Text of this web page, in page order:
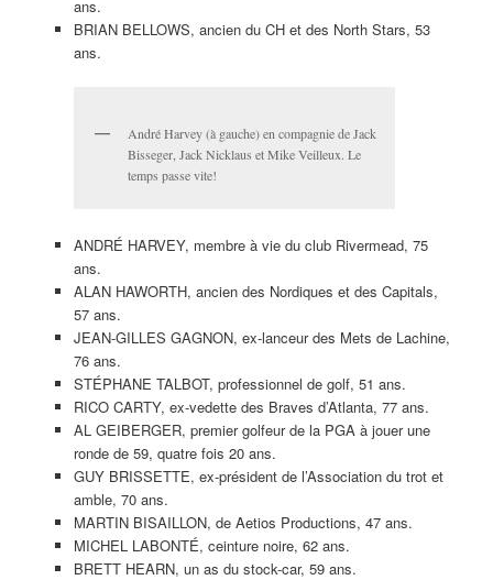
ans.
BRIAN BELLOWS, ancien du CH et des North Stars, 53
ans.
André Harvey (à gauche) en compagnie de Jack
Bisseger, Jack Nicklaus et Mike Veilleux. Le
temps passe vite!
ANDRÉ HARVEY, membre à vie du club Rivermead, 75
ans.
ALAN HAWORTH, ancien des Nordiques et des Capitals,
57 ans.
JEAN-GILLES GAGNON, ex-lanceur des Mets de Lachine,
76 ans.
STÉPHANE TALBOT, professionnel de golf, 51 ans.
RICO CARTY, ex-vedette des Braves d’Atlanta, 77 ans.
AL GEIBERGER, premier golfeur de la PGA à jouer une
ronde de 59, quatre fois 20 ans.
GUY BRISSETTE, ex-président de l’Association du trot et
amble, 70 ans.
MARTIN BISAILLON, de Aetios Productions, 47 ans.
MICHEL LABONTÉ, ceinture noire, 62 ans.
BRETT HEARN, un as du stock-car, 59 ans.